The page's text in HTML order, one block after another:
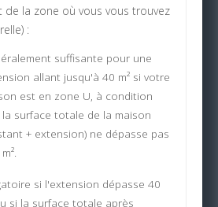
de la zone où vous vous trouvez
:
suffisante pour une
allant jusqu'à 40 m² si votre
est en zone U, à condition
la surface totale de la maison
+ extension) ne dépasse pas
si l'extension dépasse 40
si la surface totale après